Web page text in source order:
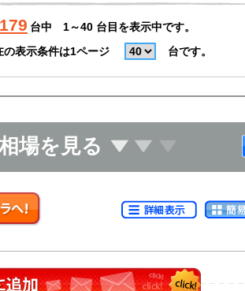
179 台中
1～40 台目を表示中です。
の表示条件は1ページ
台です。
場を見る